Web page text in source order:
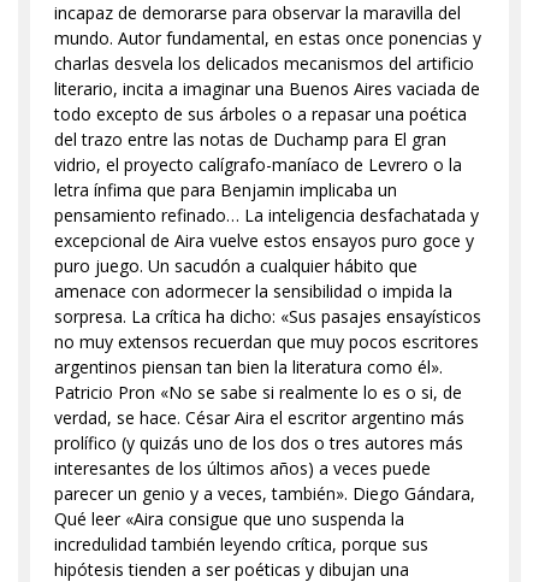
incapaz de demorarse para observar la maravilla del
mundo. Autor fundamental, en estas once ponencias y
charlas desvela los delicados mecanismos del artificio
literario, incita a imaginar una Buenos Aires vaciada de
todo excepto de sus árboles o a repasar una poética
del trazo entre las notas de Duchamp para El gran
vidrio, el proyecto calígrafo-maníaco de Levrero o la
letra ínfima que para Benjamin implicaba un
pensamiento refinado… La inteligencia desfachatada y
excepcional de Aira vuelve estos ensayos puro goce y
puro juego. Un sacudón a cualquier hábito que
amenace con adormecer la sensibilidad o impida la
sorpresa. La crítica ha dicho: «Sus pasajes ensayísticos
no muy extensos recuerdan que muy pocos escritores
argentinos piensan tan bien la literatura como él».
Patricio Pron «No se sabe si realmente lo es o si, de
verdad, se hace. César Aira el escritor argentino más
prolífico (y quizás uno de los dos o tres autores más
interesantes de los últimos años) a veces puede
parecer un genio y a veces, también». Diego Gándara,
Qué leer «Aira consigue que uno suspenda la
incredulidad también leyendo crítica, porque sus
hipótesis tienden a ser poéticas y dibujan una